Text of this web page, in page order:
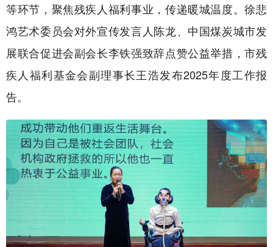
等环节，聚焦残疾人福利事业，传递暖城温度。徐悲
鸿艺术委员会对外宣传发言人陈龙、中国煤炭城市发
展联合促进会副会长李铁强致辞点赞公益举措，市残
疾人福利基金会副理事长王浩发布2025年度工作报
告。